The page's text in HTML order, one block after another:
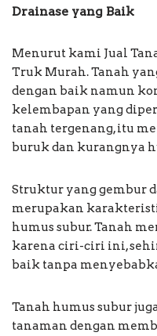
Drainase yang Baik
Menurut kami Jual
Truk Murah. Tanah
dengan baik namun
kelembapan yang
tanah tergenang, itu
buruk dan kurangnya
Struktur yang gembur
merupakan
humus subur. Tanah
karena ciri-ciri ini,
baik tanpa
Tanah humus subur
tanaman dengan